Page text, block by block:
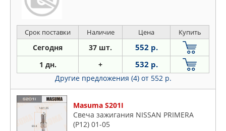
Срок поставки Наличие Цена Купить
Сегодня 37 шт. 552 р.
1 дн. + 532 р.
Другие предложения (4) от 552 р.
Masuma S201I
Свеча зажигания NISSAN PRIMERA
(P12) 01-05